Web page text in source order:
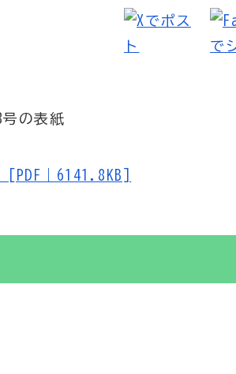
｜6141.8KB]